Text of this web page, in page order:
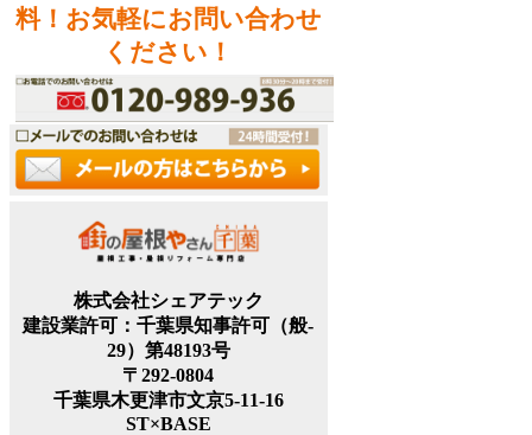
料！お気軽にお問い合わせ
ください！
株式会社シェアテック
建設業許可：千葉県知事許可（般‐
29）第48193号
〒292-0804
千葉県木更津市文京5-11-16
ST×BASE